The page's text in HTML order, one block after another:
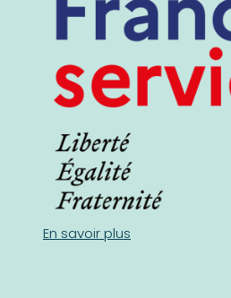
En savoir plus